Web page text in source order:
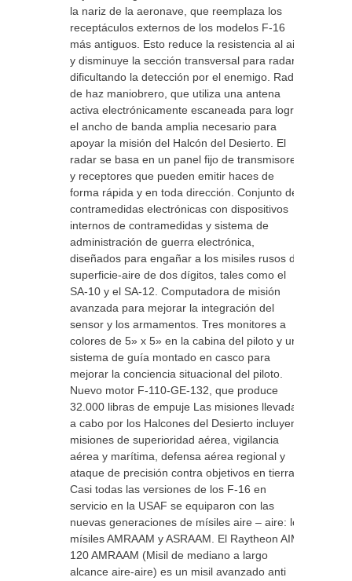
la nariz de la aeronave, que reemplaza los
receptáculos externos de los modelos F-16
más antiguos. Esto reduce la resistencia al aire
y disminuye la sección transversal para radar,
dificultando la detección por el enemigo. Radar
de haz maniobrero, que utiliza una antena
activa electrónicamente escaneada para lograr
el ancho de banda amplia necesario para
apoyar la misión del Halcón del Desierto. El
radar se basa en un panel fijo de transmisores
y receptores que pueden emitir haces de
forma rápida y en toda dirección. Conjunto de
contramedidas electrónicas con dispositivos
internos de contramedidas y sistema de
administración de guerra electrónica,
diseñados para engañar a los misiles rusos de
superficie-aire de dos dígitos, tales como el
SA-10 y el SA-12. Computadora de misión
avanzada para mejorar la integración del
sensor y los armamentos. Tres monitores a
colores de 5» x 5» en la cabina del piloto y un
sistema de guía montado en casco para
mejorar la conciencia situacional del piloto.
Nuevo motor F-110-GE-132, que produce
32.000 libras de empuje Las misiones llevadas
a cabo por los Halcones del Desierto incluyen
misiones de superioridad aérea, vigilancia
aérea y marítima, defensa aérea regional y
ataque de precisión contra objetivos en tierra.
Casi todas las versiones de los F-16 en
servicio en la USAF se equiparon con las
nuevas generaciones de mísiles aire – aire: los
mísiles AMRAAM y ASRAAM. El Raytheon AIM-
120 AMRAAM (Misil de mediano a largo
alcance aire-aire) es un misil avanzado anti